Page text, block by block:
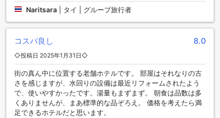
では、充実したダイニング体験を提供しており、お客様の滞
在をより一層特別なものにします。
Mayflower Grand Hotel Koratでは、様々なお部屋の選択肢を
提供しています。スタンダードダブルは24平方メートルで、
ダブルベッドが1つあります。スタンダードツインベッドは24
平方メートルで、シングルベッドが2つあります。これらのお
部屋は快適な滞在をお約束します。Agodaでの予約は、最も
お得な価格と簡単で手間のかからない体験を提供します。
Mayflower Grand Hotel Koratのお部屋を予約することで、快
Naritsara タイ | グループ旅行者
コスパ良し 8.0
◇投稿日 2025年1月31日◇
街の真ん中に位置する老舗ホテルです。 部屋はそれなりの古
さを感じますが、水回りの設備は最近リフォームされたよう
で、使いやすかったです。湯量もまずまず。 朝食は品数は多
くありませんが、まあ標準的な品ぞろえ。 価格を考えたら満
足できるホテルだと思います。